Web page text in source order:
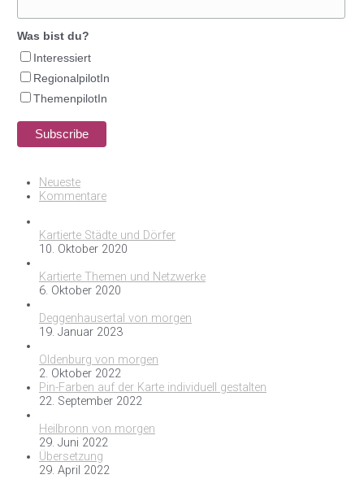
Was bist du?
Interessiert
RegionalpilotIn
ThemenpilotIn
Neueste
Kommentare
Kartierte Städte und Dörfer
10. Oktober 2020
Kartierte Themen und Netzwerke
6. Oktober 2020
Deggenhausertal von morgen
19. Januar 2023
Oldenburg von morgen
2. Oktober 2022
Pin-Farben auf der Karte individuell gestalten
22. September 2022
Heilbronn von morgen
29. Juni 2022
Übersetzung
29. April 2022